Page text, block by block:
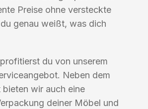
Preise ohne versteckte
genau weißt, was dich
du von unserem
Neben dem
bieten wir auch eine
deiner Möbel und